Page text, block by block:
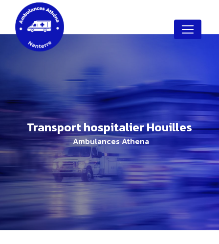
transport hospitalier Houilles
Ambulances Athena
Panneau de gestion des cookies